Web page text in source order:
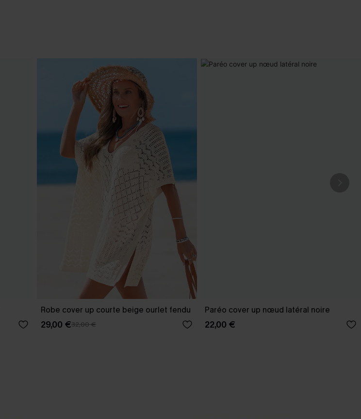
Robe cover up courte beige ourlet fendu
29,00 €32,00 €
Paréo cover up nœud latéral noire
22,00 €